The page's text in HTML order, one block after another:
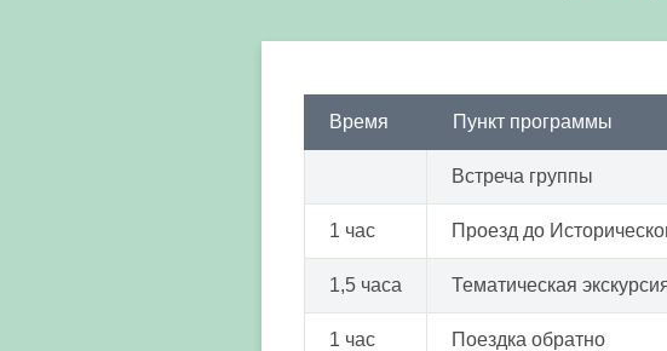
Время Пункт программы
Встреча группы
1 час Проезд до
1,5 часа Тематическая
1 час Поездка обратно